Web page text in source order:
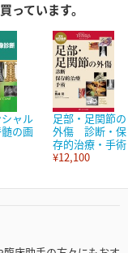
っています。
ャル
の画
足部・足関節の
外傷 診断・保
存的治療・手術
¥12,100